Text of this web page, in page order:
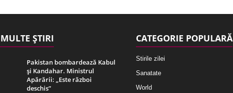
ȘTIRI
Pakistan bombardează Kabul
și Kandahar. Ministrul
Apărării: „Este război
deschis”
CATEGORIE POPULARĂ
Stirile zilei
Sanatate
World